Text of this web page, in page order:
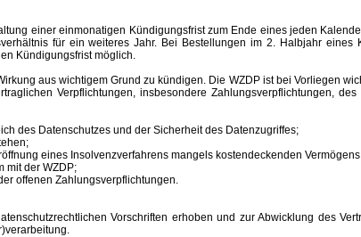
einer einmonatigen Kündigungsfrist zum Ende eines jeden
für ein weiteres Jahr. Bei Bestellungen im 2. Halbjahr eines
Kündigungsfrist möglich.
aus wichtigem Grund zu kündigen. Die WZDP ist bei Vorliegen
Verpflichtungen, insbesondere Zahlungsverpflichtungen,
des Datenschutzes und der Sicherheit des Datenzugriffes;
eines Insolvenzverfahrens mangels kostendeckenden
mit der WZDP;
offenen Zahlungsverpflichtungen.
Vorschriften erhoben und zur Abwicklung des